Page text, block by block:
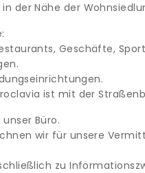
in der Nähe der
Geschäfte,
ist mit der
Büro.
wir für unsere
zu